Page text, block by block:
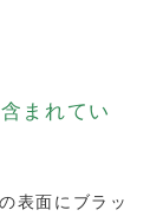
まれてい
表面にブラッ